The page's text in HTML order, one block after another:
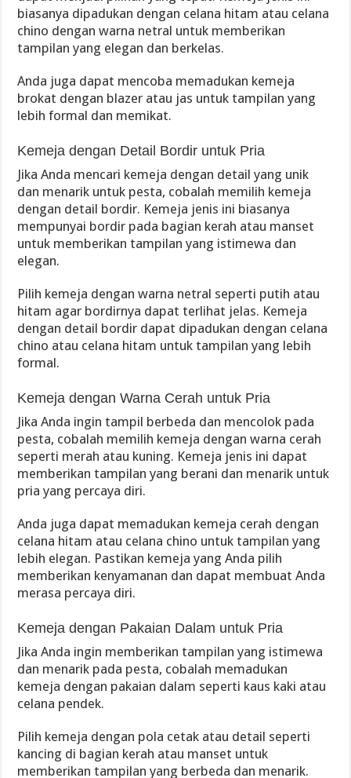
biasanya dipadukan dengan celana hitam atau celana
chino dengan warna netral untuk memberikan
tampilan yang elegan dan berkelas.
Anda juga dapat mencoba memadukan kemeja
brokat dengan blazer atau jas untuk tampilan yang
lebih formal dan memikat.
Kemeja dengan Detail Bordir untuk Pria
Jika Anda mencari kemeja dengan detail yang unik
dan menarik untuk pesta, cobalah memilih kemeja
dengan detail bordir. Kemeja jenis ini biasanya
mempunyai bordir pada bagian kerah atau manset
untuk memberikan tampilan yang istimewa dan
elegan.
Pilih kemeja dengan warna netral seperti putih atau
hitam agar bordirnya dapat terlihat jelas. Kemeja
dengan detail bordir dapat dipadukan dengan celana
chino atau celana hitam untuk tampilan yang lebih
formal.
Kemeja dengan Warna Cerah untuk Pria
Jika Anda ingin tampil berbeda dan mencolok pada
pesta, cobalah memilih kemeja dengan warna cerah
seperti merah atau kuning. Kemeja jenis ini dapat
memberikan tampilan yang berani dan menarik untuk
pria yang percaya diri.
Anda juga dapat memadukan kemeja cerah dengan
celana hitam atau celana chino untuk tampilan yang
lebih elegan. Pastikan kemeja yang Anda pilih
memberikan kenyamanan dan dapat membuat Anda
merasa percaya diri.
Kemeja dengan Pakaian Dalam untuk Pria
Jika Anda ingin memberikan tampilan yang istimewa
dan menarik pada pesta, cobalah memadukan
kemeja dengan pakaian dalam seperti kaus kaki atau
celana pendek.
Pilih kemeja dengan pola cetak atau detail seperti
kancing di bagian kerah atau manset untuk
memberikan tampilan yang berbeda dan menarik.